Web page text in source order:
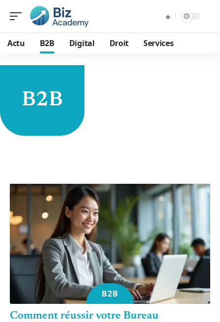
Actu B2B Digital Droit Services
B2B
B2B
Comment réussir votre Bureau